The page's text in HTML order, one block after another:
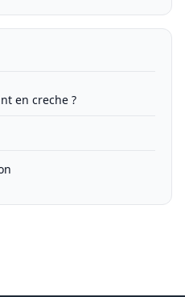
en creche ?